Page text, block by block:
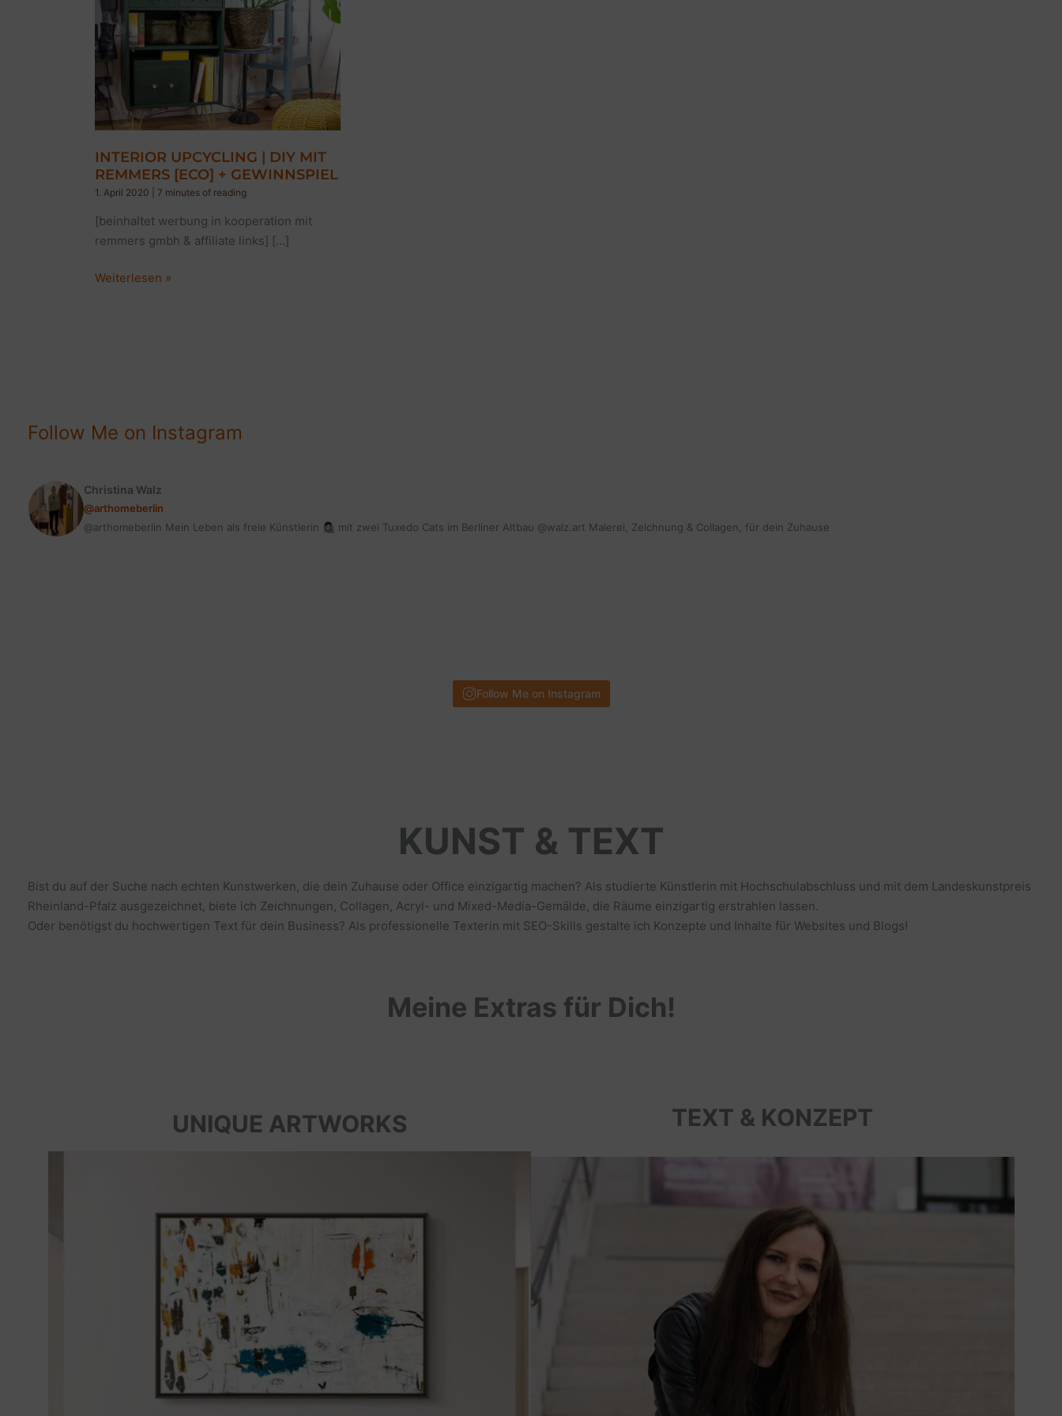
INTERIOR UPCYCLING | DIY MIT
REMMERS [ECO] + GEWINNSPIEL
1. April 2020 7 minutes of reading
[beinhaltet werbung in kooperation mit
remmers gmbh & affiliate links] […]
INTERIOR
GEWINNSPIEL
Weiterlesen »
Follow Me on Instagram
Christina Walz
@arthomeberlin
@arthomeberlin Mein Leben als freie Künstlerin 👩🏻‍🎨 mit zwei Tuxedo Cats im Berliner Altbau @walz.art Malerei, Zeichnung & Collagen, für dein Zuhause
Follow Me on Instagram
KUNST & TEXT
Bist du auf der Suche nach echten Kunstwerken, die dein Zuhause oder Office einzigartig machen? Als studierte Künstlerin mit Hochschulabschluss und mit dem Landeskunstpreis
Rheinland-Pfalz ausgezeichnet, biete ich Zeichnungen, Collagen, Acryl- und Mixed-Media-Gemälde, die Räume einzigartig erstrahlen lassen.
Oder benötigst du hochwertigen Text für dein Business? Als professionelle Texterin mit SEO-Skills gestalte ich Konzepte und Inhalte für Websites und Blogs!
Meine Extras für Dich!
UNIQUE ARTWORKS TEXT & KONZEPT